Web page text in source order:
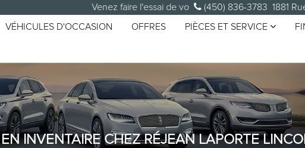
Venez faire l'essai de votre prochain véhicule Lincoln
(450) 836-3783 1881
VÉHICULES D'OCCASION OFFRES PIÈCES ET SERVICE
INVENTAIRE CHEZ RÉJEAN LAPORTE